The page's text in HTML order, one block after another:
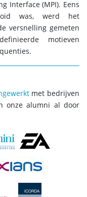
Interface (MPI). Eens
was, werd het
versnelling gemeten
motieven
met bedrijven
onze alumni al door